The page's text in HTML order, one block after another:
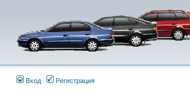
Вход Регистрация